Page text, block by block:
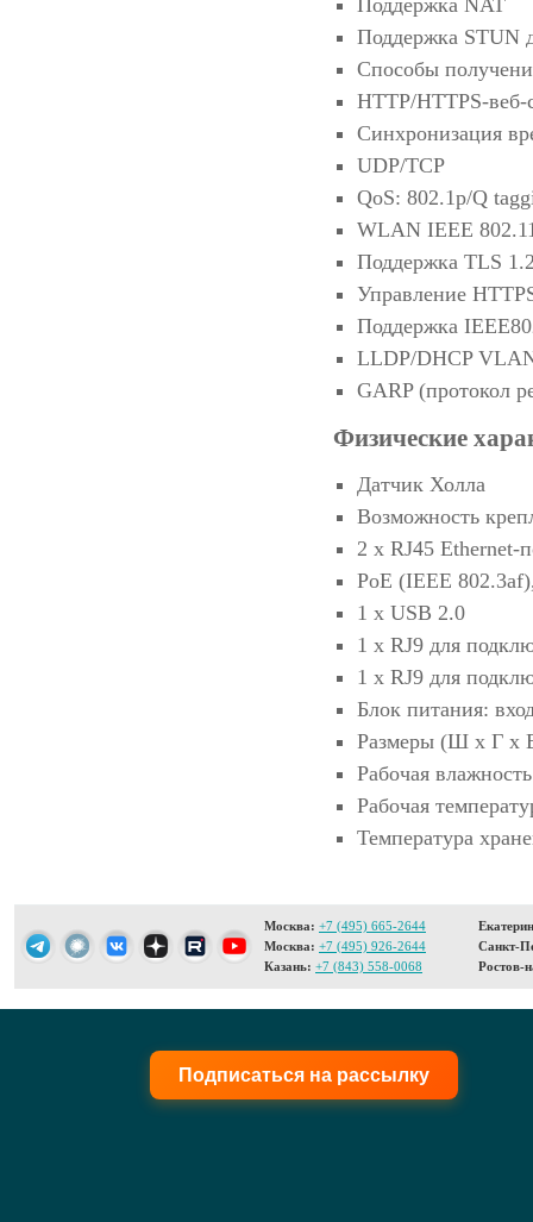
Поддержка STUN
Способы
HTTP/HTTPS-веб-
Синхронизация
UDP/TCP
QoS: 802.1p/Q
WLAN IEEE
Поддержка TLS
Управление
Поддержка
LLDP/DHCP
GARP (протокол
Физические
Датчик Холла
Возможность
2 х RJ45 Ethernet-
PoE (IEEE
1 x USB 2.0
1 х RJ9 для
1 х RJ9 для
Блок питания:
Размеры (Ш х Г х
Рабочая
Рабочая
Температура
Москва: +7 (495) 665-2644
Москва: +7 (495) 926-2644
Казань: +7 (843) 558-0068
Санкт-
Ростов-
Подписаться на рассылку